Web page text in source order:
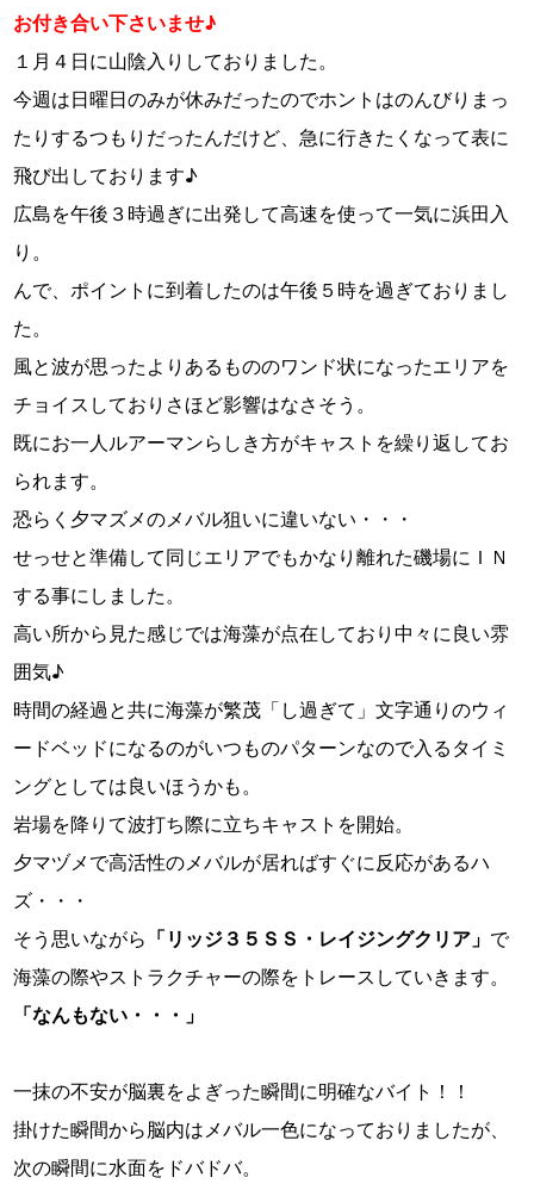
お付き合い下さいませ♪
１月４日に山陰入りしておりました。
今週は日曜日のみが休みだったのでホントはのんびりまっ
たりするつもりだったんだけど、急に行きたくなって表に
飛び出しております♪
広島を午後３時過ぎに出発して高速を使って一気に浜田入
り。
んで、ポイントに到着したのは午後５時を過ぎておりまし
た。
風と波が思ったよりあるもののワンド状になったエリアを
チョイスしておりさほど影響はなさそう。
既にお一人ルアーマンらしき方がキャストを繰り返してお
られます。
恐らく夕マズメのメバル狙いに違いない・・・
せっせと準備して同じエリアでもかなり離れた磯場にＩＮ
する事にしました。
高い所から見た感じでは海藻が点在しており中々に良い雰
囲気♪
時間の経過と共に海藻が繁茂「し過ぎて」文字通りのウィ
ードベッドになるのがいつものパターンなので入るタイミ
ングとしては良いほうかも。
岩場を降りて波打ち際に立ちキャストを開始。
夕マヅメで高活性のメバルが居ればすぐに反応があるハ
ズ・・・
そう思いながら 「リッジ３５ＳＳ・レイジングクリア」 で
海藻の際やストラクチャーの際をトレースしていきます。
「なんもない・・・」
一抹の不安が脳裏をよぎった瞬間に明確なバイト！！
掛けた瞬間から脳内はメバル一色になっておりましたが、
次の瞬間に水面をドバドバ。